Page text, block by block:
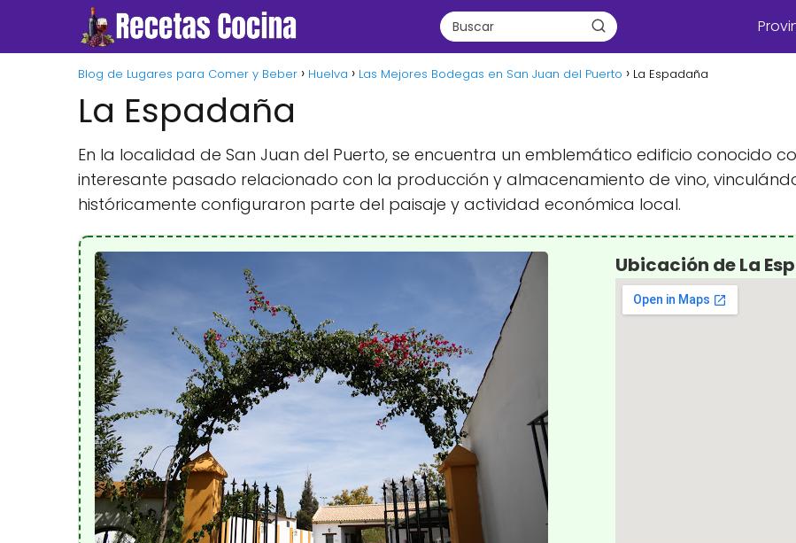
Blog de Lugares para Comer y Beber Huelva Las Mejores Bodegas en San Juan del Puerto La Espadaña
La Espadaña
En la localidad de San Juan del Puerto, se encuentra un emblemático edificio conocido
interesante pasado relacionado con la producción y almacenamiento de vino,
históricamente configuraron parte del paisaje y actividad económica local.
Ubicación de La